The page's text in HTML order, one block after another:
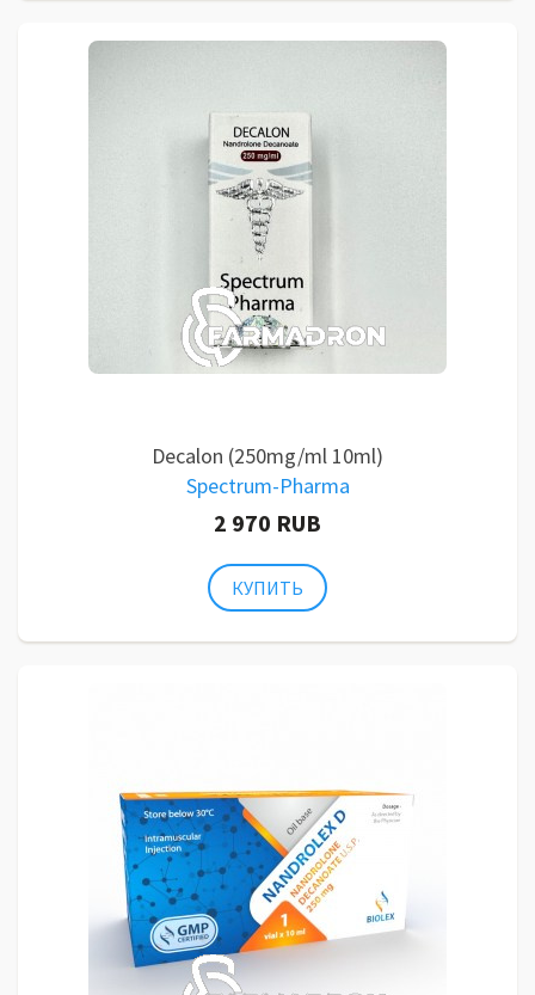
Decalon (250mg/ml 10ml)
Spectrum-Pharma
2 970 RUB